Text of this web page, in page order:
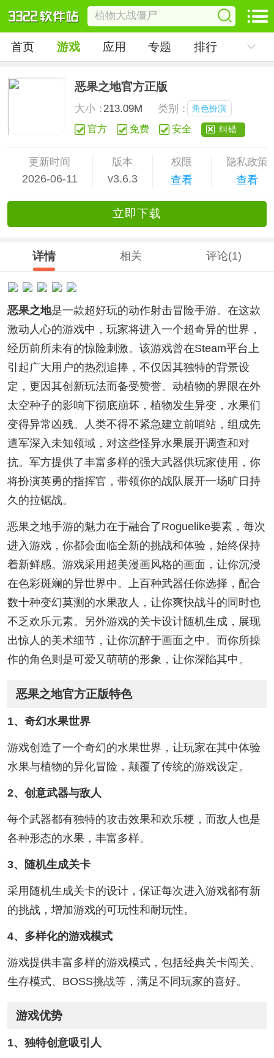
首页 游戏 应用 专题 排行
恶果之地官方正版
大小：213.09M 类别： 角色扮演
官方 免费 安全 纠错
更新时间
2026-06-11
版本
v3.6.3
权限
查看
隐私政策
查看
立即下载
详情 相关 评论(1)
恶果之地是一款超好玩的动作射击冒险手游。在这款
激动人心的游戏中，玩家将进入一个超奇异的世界，
经历前所未有的惊险刺激。该游戏曾在Steam平台上
引起广大用户的热烈追捧，不仅因其独特的背景设
定，更因其创新玩法而备受赞誉。动植物的界限在外
太空种子的影响下彻底崩坏，植物发生异变，水果们
变得异常凶残。人类不得不紧急建立前哨站，组成先
遣军深入未知领域，对这些怪异水果展开调查和对
抗。军方提供了丰富多样的强大武器供玩家使用，你
将扮演英勇的指挥官，带领你的战队展开一场旷日持
久的拉锯战。
恶果之地手游的魅力在于融合了Roguelike要素，每次
进入游戏，你都会面临全新的挑战和体验，始终保持
着新鲜感。游戏采用超美漫画风格的画面，让你沉浸
在色彩斑斓的异世界中。上百种武器任你选择，配合
数十种变幻莫测的水果敌人，让你爽快战斗的同时也
不乏欢乐元素。另外游戏的关卡设计随机生成，展现
出惊人的美术细节，让你沉醉于画面之中。而你所操
作的角色则是可爱又萌萌的形象，让你深陷其中。
恶果之地官方正版特色
1、奇幻水果世界
游戏创造了一个奇幻的水果世界，让玩家在其中体验
水果与植物的异化冒险，颠覆了传统的游戏设定。
2、创意武器与敌人
每个武器都有独特的攻击效果和欢乐梗，而敌人也是
各种形态的水果，丰富多样。
3、随机生成关卡
采用随机生成关卡的设计，保证每次进入游戏都有新
的挑战，增加游戏的可玩性和耐玩性。
4、多样化的游戏模式
游戏提供丰富多样的游戏模式，包括经典关卡闯关、
生存模式、BOSS挑战等，满足不同玩家的喜好。
游戏优势
1、独特创意吸引人